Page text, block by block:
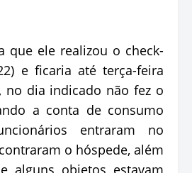
que ele realizou o check-
e ficaria até terça-feira
no dia indicado não fez o
a conta de consumo
entraram no
o hóspede, além
alguns objetos estavam